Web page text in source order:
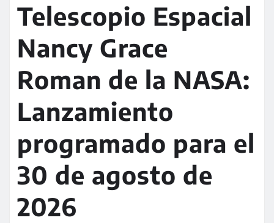
Telescopio Espacial
Nancy Grace
Roman de la NASA:
Lanzamiento
programado para el
30 de agosto de
2026